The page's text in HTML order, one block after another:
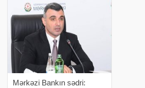
və fərdi sahibkarlar Yelo İnternet
Bankçılıq platformas
Mərkəzi Bankın sədri: